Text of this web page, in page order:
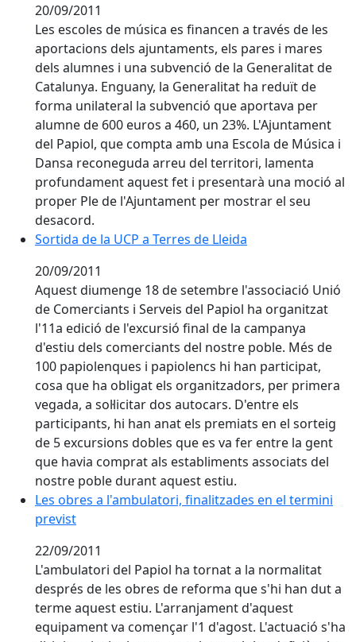
20/09/2011
Les escoles de música es financen a través de les
aportacions dels ajuntaments, els pares i mares
dels alumnes i una subvenció de la Generalitat de
Catalunya. Enguany, la Generalitat ha reduït de
forma unilateral la subvenció que aportava per
alumne de 600 euros a 460, un 23%. L'Ajuntament
del Papiol, que compta amb una Escola de Música i
Dansa reconeguda arreu del territori, lamenta
profundament aquest fet i presentarà una moció al
proper Ple de l'Ajuntament per mostrar el seu
desacord.
Sortida de la UCP a Terres de Lleida
Sortida de la UCP a Terres de Lleida
20/09/2011
Aquest diumenge 18 de setembre l'associació Unió
de Comerciants i Serveis del Papiol ha organitzat
l'11a edició de l'excursió final de la campanya
d'estiu dels comerciants del nostre poble. Més de
100 papiolenques i papiolencs hi han participat,
cosa que ha obligat els organitzadors, per primera
vegada, a sol·licitar dos autocars. D'entre els
participants, hi han anat els premiats en el sorteig
de 5 excursions dobles que es va fer entre la gent
que havia comprat als establiments associats del
nostre poble durant aquest estiu.
Les obres a l'ambulatori, finalitzades en el termini
Les obres a l'ambulatori, finalitzades en el termini
previst
22/09/2011
L'ambulatori del Papiol ha tornat a la normalitat
després de les obres de reforma que s'hi han dut a
terme aquest estiu. L'arranjament d'aquest
equipament va començar l'1 d'agost. L'actuació s'ha